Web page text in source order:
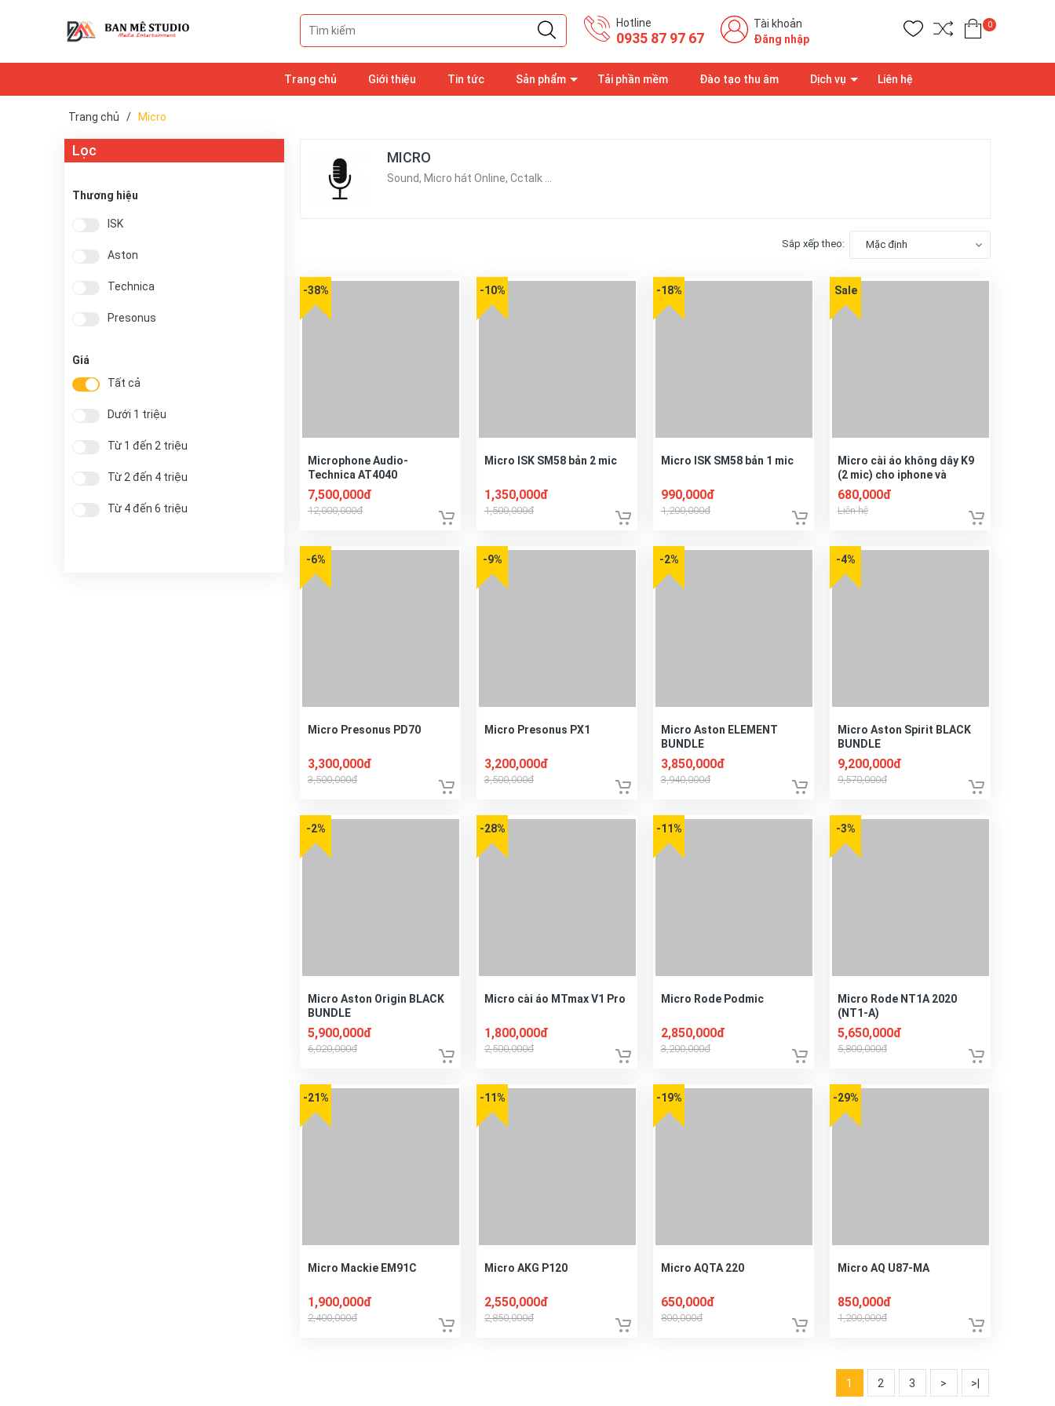
Hotline
0935 87 97 67
Tài khoản
Đăng nhập
0
Trang chủ Giới thiệu Tin tức Sản phẩm Tải phần mềm Đào tạo thu âm Dịch vụ Liên hệ
Trang chủ / Micro
Lọc
Thương hiệu
ISK
Aston
Technica
Presonus
Giá
Tất cả
Dưới 1 triệu
Từ 1 đến 2 triệu
Từ 2 đến 4 triệu
Từ 4 đến 6 triệu
MICRO
Sound, Micro hát Online, Cctalk ...
Sắp xếp theo: Mặc định
-38%
Microphone Audio-
Technica AT4040
7,500,000đ
12,000,000đ
-10%
Micro ISK SM58 bản 2 mic
1,350,000đ
1,500,000đ
-18%
Micro ISK SM58 bản 1 mic
990,000đ
1,200,000đ
Sale
Micro cài áo không dây K9
(2 mic) cho iphone và
androi
680,000đ
Liên hệ
-6%
Micro Presonus PD70
3,300,000đ
3,500,000đ
-9%
Micro Presonus PX1
3,200,000đ
3,500,000đ
-2%
Micro Aston ELEMENT
BUNDLE
3,850,000đ
3,940,000đ
-4%
Micro Aston Spirit BLACK
BUNDLE
9,200,000đ
9,570,000đ
-2%
Micro Aston Origin BLACK
BUNDLE
5,900,000đ
6,020,000đ
-28%
Micro cài áo MTmax V1 Pro
1,800,000đ
2,500,000đ
-11%
Micro Rode Podmic
2,850,000đ
3,200,000đ
-3%
Micro Rode NT1A 2020
(NT1-A)
5,650,000đ
5,800,000đ
-21%
Micro Mackie EM91C
1,900,000đ
2,400,000đ
-11%
Micro AKG P120
2,550,000đ
2,850,000đ
-19%
Micro AQTA 220
650,000đ
800,000đ
-29%
Micro AQ U87-MA
850,000đ
1,200,000đ
1 2 3 > >|